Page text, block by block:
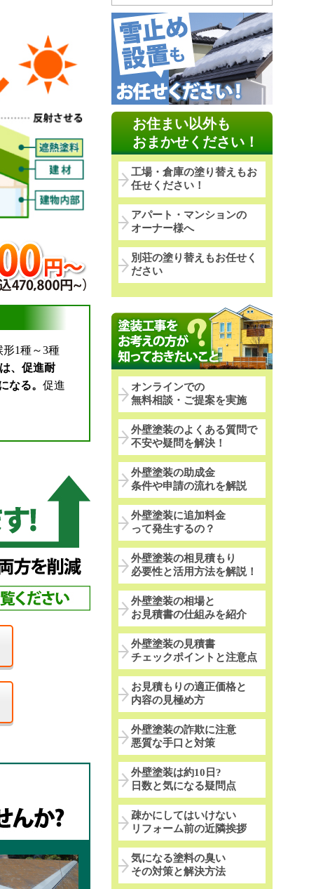
1種～3種
、促進耐
なる。 促進
お住まい以外も
おまかせください！
工場・倉庫の塗り替えもお
任せください！
アパート・マンションの
オーナー様へ
別荘の塗り替えもお任せく
ださい
オンラインでの
無料相談・ご提案を実施
外壁塗装のよくある質問で
不安や疑問を解決！
外壁塗装の助成金
条件や申請の流れを解説
外壁塗装に追加料金
って発生するの？
外壁塗装の相見積もり
必要性と活用方法を解説！
外壁塗装の相場と
お見積書の仕組みを紹介
外壁塗装の見積書
チェックポイントと注意点
お見積もりの適正価格と
内容の見極め方
外壁塗装の詐欺に注意
悪質な手口と対策
外壁塗装は約10日?
日数と気になる疑問点
疎かにしてはいけない
リフォーム前の近隣挨拶
気になる塗料の臭い
その対策と解決方法